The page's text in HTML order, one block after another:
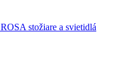
ROSA stožiare a svietidlá